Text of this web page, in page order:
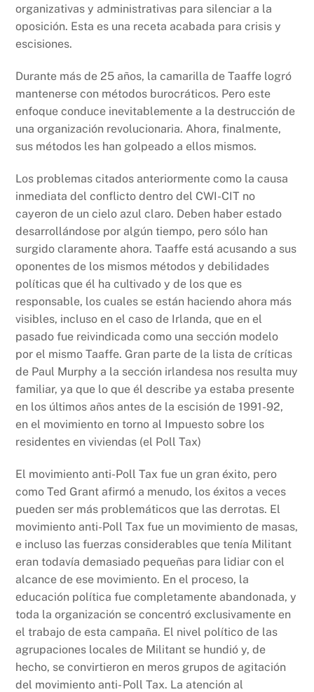
organizativas y administrativas para silenciar a la
oposición. Esta es una receta acabada para crisis y
escisiones.
Durante más de 25 años, la camarilla de Taaffe logró
mantenerse con métodos burocráticos. Pero este
enfoque conduce inevitablemente a la destrucción de
una organización revolucionaria. Ahora, finalmente,
sus métodos les han golpeado a ellos mismos.
Los problemas citados anteriormente como la causa
inmediata del conflicto dentro del CWI-CIT no
cayeron de un cielo azul claro. Deben haber estado
desarrollándose por algún tiempo, pero sólo han
surgido claramente ahora. Taaffe está acusando a sus
oponentes de los mismos métodos y debilidades
políticas que él ha cultivado y de los que es
responsable, los cuales se están haciendo ahora más
visibles, incluso en el caso de Irlanda, que en el
pasado fue reivindicada como una sección modelo
por el mismo Taaffe. Gran parte de la lista de críticas
de Paul Murphy a la sección irlandesa nos resulta muy
familiar, ya que lo que él describe ya estaba presente
en los últimos años antes de la escisión de 1991-92,
en el movimiento en torno al Impuesto sobre los
residentes en viviendas (el Poll Tax)
El movimiento anti-Poll Tax fue un gran éxito, pero
como Ted Grant afirmó a menudo, los éxitos a veces
pueden ser más problemáticos que las derrotas. El
movimiento anti-Poll Tax fue un movimiento de masas,
e incluso las fuerzas considerables que tenía Militant
eran todavía demasiado pequeñas para lidiar con el
alcance de ese movimiento. En el proceso, la
educación política fue completamente abandonada, y
toda la organización se concentró exclusivamente en
el trabajo de esta campaña. El nivel político de las
agrupaciones locales de Militant se hundió y, de
hecho, se convirtieron en meros grupos de agitación
del movimiento anti- Poll Tax. La atención al